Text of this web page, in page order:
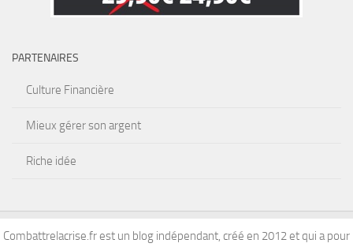
PARTENAIRES
Culture Financière
Mieux gérer son argent
Riche idée
Combattrelacrise.fr est un blog indépendant, créé en 2012 et qui a pour